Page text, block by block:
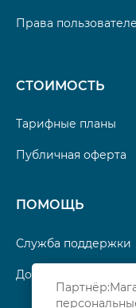
Права
СТОИМОСТЬ
Тарифные планы
Публичная оферта
ПОМОЩЬ
Служба поддержки
Документация